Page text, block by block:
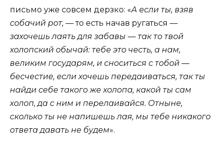
письмо уже совсем дерзко: «А если ты, взяв
собачий рот, —то есть начав ругаться —
захочешь лаять для забавы — так то твой
холопский обычай: тебе это честь, а нам,
великим государям, и сноситься с тобой —
бесчестие, если хочешь передаиваться, так ты
найди себе такого же холопа, какой ты сам
холоп, да с ним и перелаивайся. Отныне,
сколько ты не напишешь лая, мы тебе никакого
ответа давать не будем».